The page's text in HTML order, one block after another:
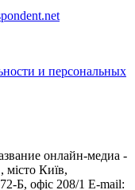
и персональных
онлайн-медиа -
місто Київ,
офіс 208/1 E-mail: